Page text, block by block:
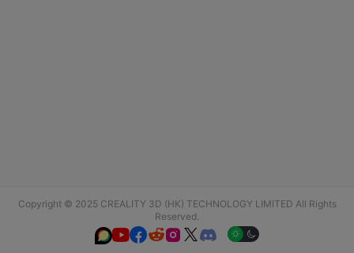
Copyright © 2025 CREALITY 3D (HK) TECHNOLOGY LIMITED All Rights
Reserved.
  